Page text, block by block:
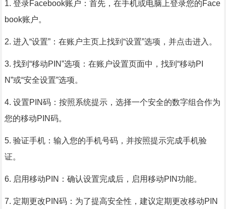
1. 登录Facebook账户：首先，在手机或电脑上登录您的Face
book账户。
2. 进入“设置”：在账户主页上找到“设置”选项，并点击进入。
3. 找到“移动PIN”选项：在账户设置页面中，找到“移动PI
N”或“安全设置”选项。
4. 设置PIN码：按照系统提示，选择一个安全的数字组合作为
您的移动PIN码。
5. 验证手机：输入您的手机号码，并按照提示完成手机验
证。
6. 启用移动PIN：确认设置完成后，启用移动PIN功能。
7. 定期更改PIN码：为了提高安全性，建议定期更改移动PIN